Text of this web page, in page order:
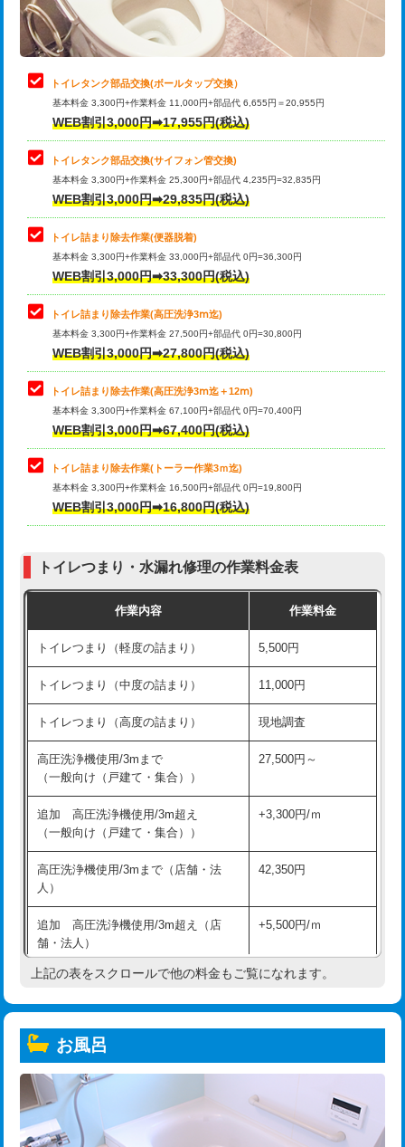
トイレタンク部品交換(ボールタップ交換）
基本料金 3,300円+作業料金 11,000円+部品代 6,655円＝20,955円
WEB割引3,000円➡17,955円(税込)
トイレタンク部品交換(サイフォン管交換)
基本料金 3,300円+作業料金 25,300円+部品代 4,235円=32,835円
WEB割引3,000円➡29,835円(税込)
トイレ詰まり除去作業(便器脱着)
基本料金 3,300円+作業料金 33,000円+部品代 0円=36,300円
WEB割引3,000円➡33,300円(税込)
トイレ詰まり除去作業(高圧洗浄3ⅿ迄)
基本料金 3,300円+作業料金 27,500円+部品代 0円=30,800円
WEB割引3,000円➡27,800円(税込)
トイレ詰まり除去作業(高圧洗浄3ⅿ迄＋12ⅿ)
基本料金 3,300円+作業料金 67,100円+部品代 0円=70,400円
WEB割引3,000円➡67,400円(税込)
トイレ詰まり除去作業(トーラー作業3ｍ迄)
基本料金 3,300円+作業料金 16,500円+部品代 0円=19,800円
WEB割引3,000円➡16,800円(税込)
トイレつまり・水漏れ修理の作業料金表
作業内容 作業料金
トイレつまり（軽度の詰まり） 5,500円
トイレつまり（中度の詰まり） 11,000円
トイレつまり（高度の詰まり） 現地調査
高圧洗浄機使用/3mまで
（一般向け（戸建て・集合））
27,500円～
追加 高圧洗浄機使用/3m超え
（一般向け（戸建て・集合））
+3,300円/ｍ
高圧洗浄機使用/3mまで（店舗・法
人）
42,350円
追加 高圧洗浄機使用/3m超え（店
舗・法人）
+5,500円/ｍ
高度高圧洗浄換 現地調査
トーラー機使用/3mまで
追加トーラー機使用/3m超え
カメラ調査 33,000円
上記の表をスクロールで他の料金もご覧になれます。
お風呂